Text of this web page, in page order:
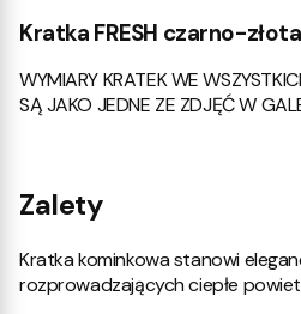
Kratka FRESH czarno-
WYMIARY KRATEK WE
SĄ JAKO JEDNE ZE ZDJĘĆ W
Zalety
Kratka kominkowa stanowi
rozprowadzających ciepłe